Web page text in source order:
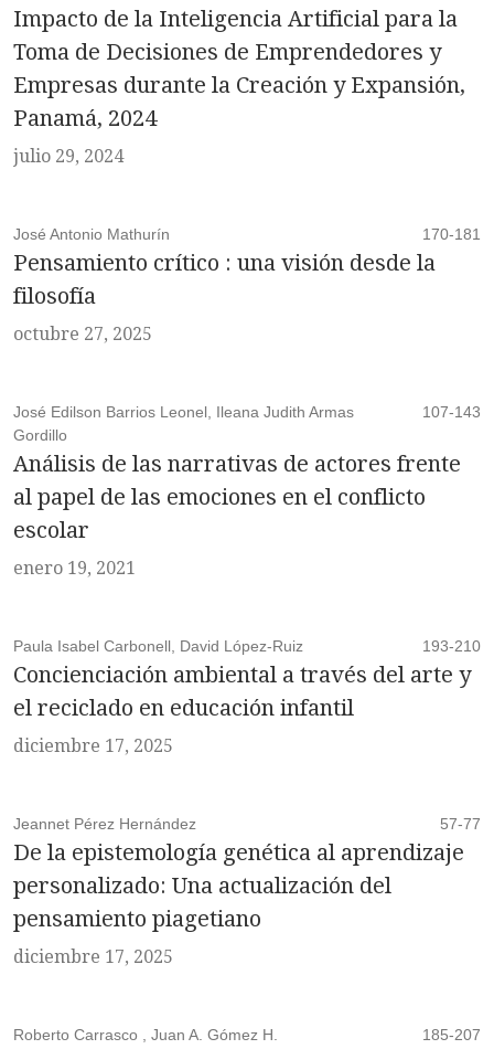
Impacto de la Inteligencia Artificial para la
Toma de Decisiones de Emprendedores y
Empresas durante la Creación y Expansión,
Panamá, 2024
julio 29, 2024
José Antonio Mathurín 170-181
Pensamiento crítico : una visión desde la
filosofía
octubre 27, 2025
José Edilson Barrios Leonel, Ileana Judith Armas
Gordillo
107-143
Análisis de las narrativas de actores frente
al papel de las emociones en el conflicto
escolar
enero 19, 2021
Paula Isabel Carbonell, David López-Ruiz 193-210
Concienciación ambiental a través del arte y
el reciclado en educación infantil
diciembre 17, 2025
Jeannet Pérez Hernández 57-77
De la epistemología genética al aprendizaje
personalizado: Una actualización del
pensamiento piagetiano
diciembre 17, 2025
Roberto Carrasco , Juan A. Gómez H. 185-207